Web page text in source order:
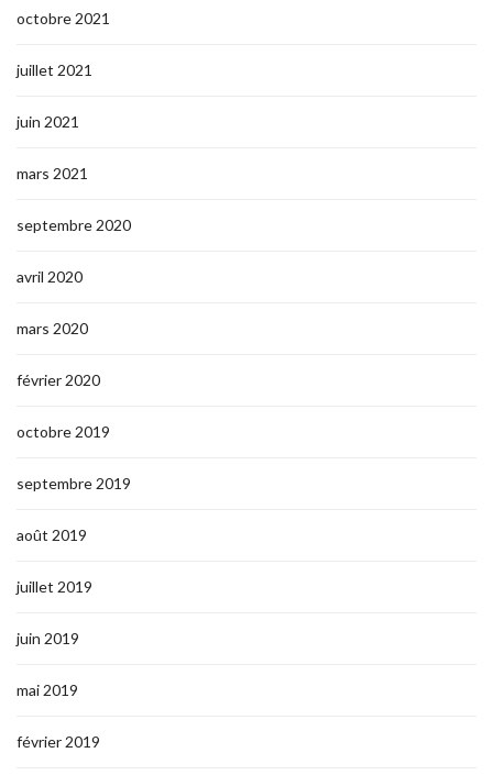
octobre 2021
juillet 2021
juin 2021
mars 2021
septembre 2020
avril 2020
mars 2020
février 2020
octobre 2019
septembre 2019
août 2019
juillet 2019
juin 2019
mai 2019
février 2019